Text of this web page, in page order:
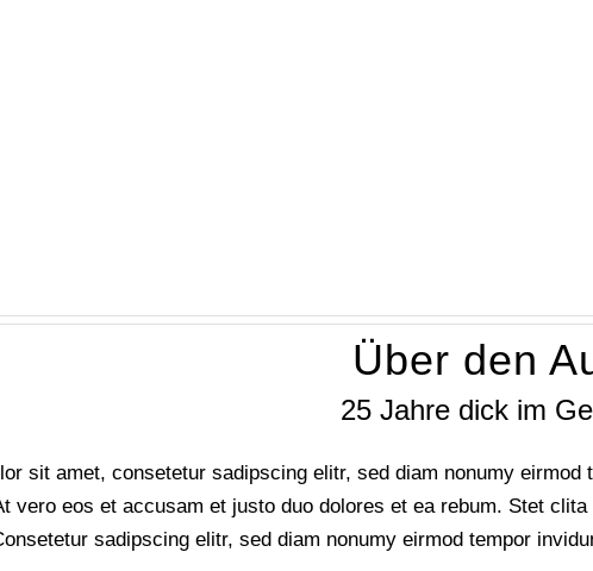
Über den
25 Jahre dick im
sit amet, consetetur sadipscing elitr, sed diam nonumy
vero eos et accusam et justo duo dolores et ea rebum. Stet
sadipscing elitr, sed diam nonumy eirmod tempor